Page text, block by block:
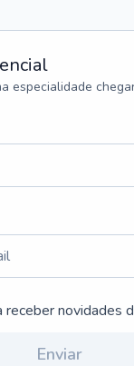
especialidade
receber novidades
Enviar